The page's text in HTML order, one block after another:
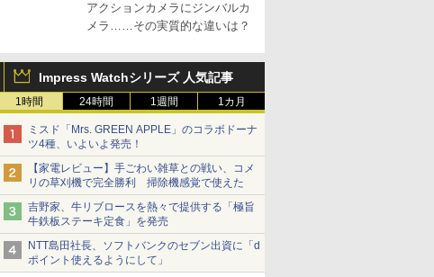
アクションカメラにジンバルカ
メラ……その実質的な違いは？
Impress Watchシリーズ 人気記事
1時間 24時間 1週間 1カ月
ミスド「Mrs. GREEN APPLE」のコラボドーナ
ツ4種、いよいよ発売！
【家電レビュー】手ごわい雑草との戦い、コメ
リの草刈機で完全勝利 掃除機感覚で使えた
吉野家、牛リブロースを熱々で提供する「極旨
牛鉄板ステーキ定食」を発売
NTT島田社長、ソフトバンクのセブン出資に「d
ポイント使えるようにして」